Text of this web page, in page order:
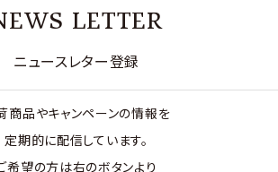
LETTER
ニュースレター登録
商品やキャンペーンの情報を
定期的に配信しています。
希望の方は右のボタンより